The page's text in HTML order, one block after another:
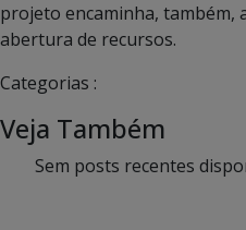
projeto encaminha, também,
abertura de recursos.
Categorias :
Veja Também
Sem posts recentes